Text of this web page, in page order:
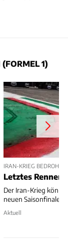
1)
IRAN-KRIEG BEDROHT
Letztes Rennen
Der Iran-Krieg
neuen Saisonfinale
Aktuell